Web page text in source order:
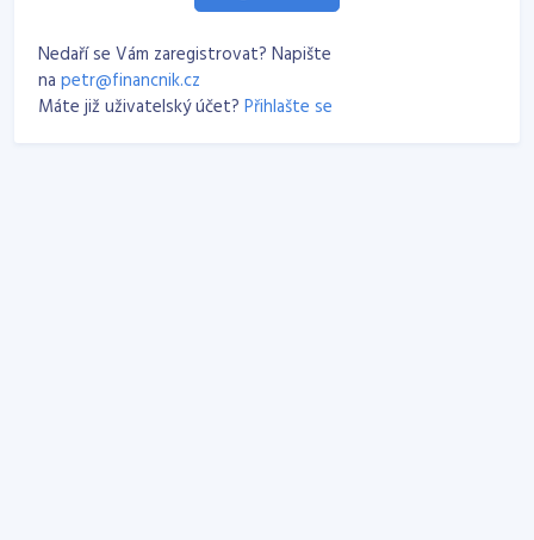
Nedaří se Vám zaregistrovat? Napište
na petr@financnik.cz
Máte již uživatelský účet? Přihlašte se